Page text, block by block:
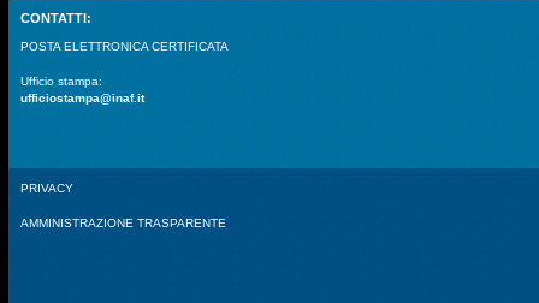
CONTATTI:
POSTA ELETTRONICA CERTIFICATA
Ufficio stampa:
ufficiostampa@inaf.it
PRIVACY
AMMINISTRAZIONE TRASPARENTE